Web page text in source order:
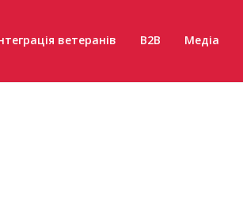
ветеранів B2B Медіа